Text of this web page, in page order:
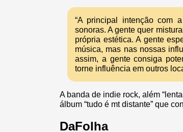
“A principal intenção com
sonoras. A gente quer
própria estética. A gente
música, mas nas nossas
assim, a gente consiga
torne influência em outros
A banda de indie rock, além
álbum “tudo é mt distante” que
DaFolha